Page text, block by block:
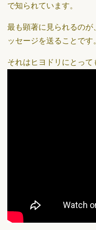
で知られています。
最も顕著に見られるのが
ッセージを送ることです
それはヒヨドリにとって